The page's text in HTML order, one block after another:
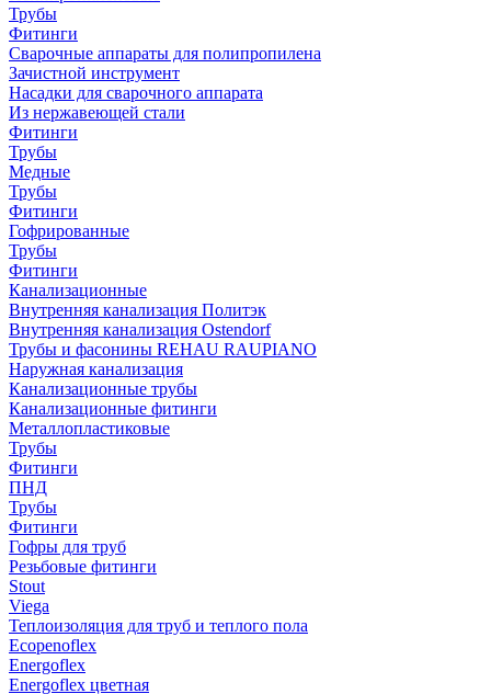
Трубы
Фитинги
Сварочные аппараты для полипропилена
Зачистной инструмент
Насадки для сварочного аппарата
Из нержавеющей стали
Фитинги
Трубы
Медные
Трубы
Фитинги
Гофрированные
Трубы
Фитинги
Канализационные
Внутренняя канализация Политэк
Внутренняя канализация Ostendorf
Трубы и фасонины REHAU RAUPIANO
Наружная канализация
Канализационные трубы
Канализационные фитинги
Металлопластиковые
Трубы
Фитинги
ПНД
Трубы
Фитинги
Гофры для труб
Резьбовые фитинги
Stout
Viega
Теплоизоляция для труб и теплого пола
Ecopenoflex
Energoflex
Energoflex цветная